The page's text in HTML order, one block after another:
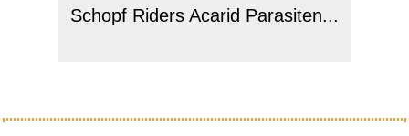
Schopf Riders Acarid Parasiten...